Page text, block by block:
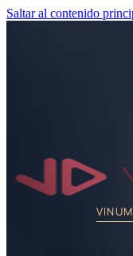
Saltar al contenido